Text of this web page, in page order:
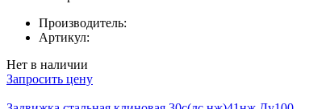
Производитель:
Артикул:
Нет в наличии
Запросить цену